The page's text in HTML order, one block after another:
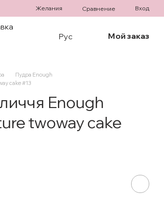
Желания Сравнение Вход
Рус Мой заказ
Пудра Enough
cake #13
Enough
twoway cake